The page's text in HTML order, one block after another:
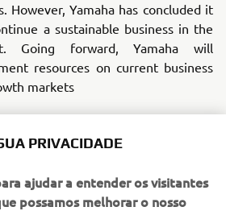
However, Yamaha has concluded it
a sustainable business in the
Going forward, Yamaha will
resources on current business
markets
availability, service, and related
PRIVACIDADE
ajudar a entender os visitantes
possamos melhorar o nosso